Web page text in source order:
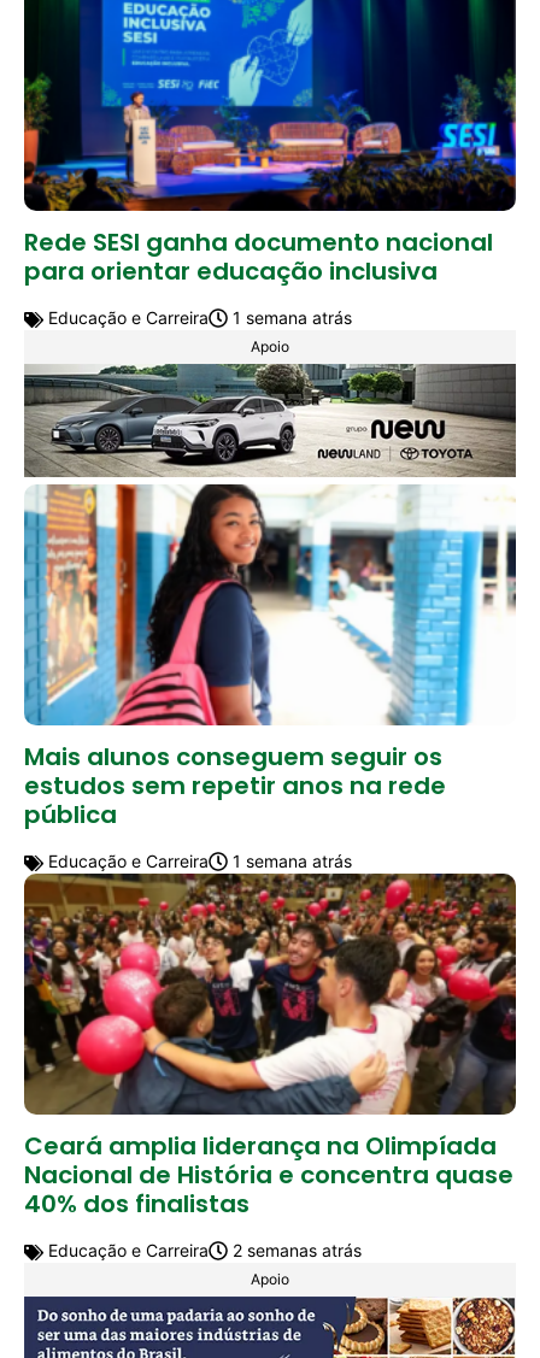
Rede SESI ganha documento nacional
para orientar educação inclusiva
Educação e Carreira 1 semana atrás
Apoio
Mais alunos conseguem seguir os
estudos sem repetir anos na rede
pública
Educação e Carreira 1 semana atrás
Ceará amplia liderança na Olimpíada
Nacional de História e concentra quase
40% dos finalistas
Educação e Carreira 2 semanas atrás
Apoio